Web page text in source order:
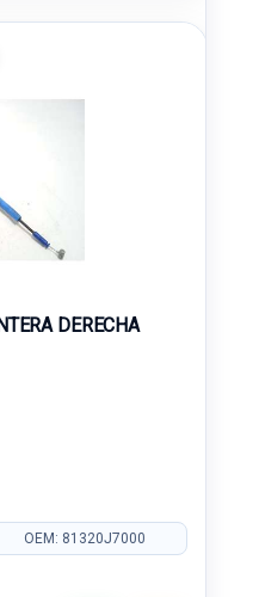
DERECHA
OEM: 81320J7000